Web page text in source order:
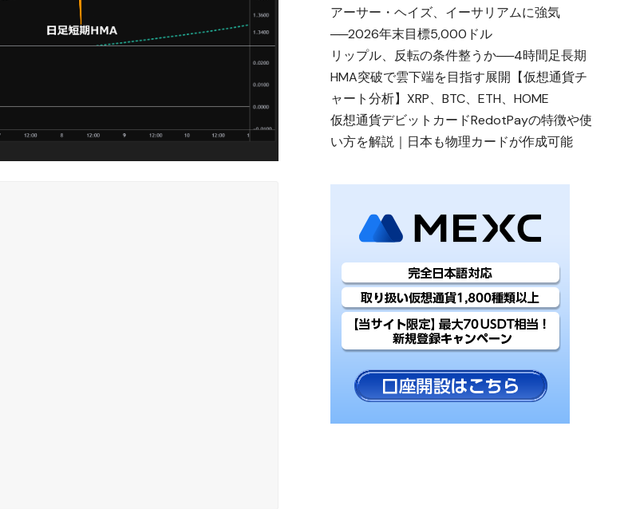
アーサー・ヘイズ、イーサリアムに強気
──2026年末目標5,000ドル
リップル、反転の条件整うか──4時間足長期
HMA突破で雲下端を目指す展開【仮想通貨チ
ャート分析】XRP、BTC、ETH、HOME
仮想通貨デビットカードRedotPayの特徴や使
い方を解説｜日本も物理カードが作成可能